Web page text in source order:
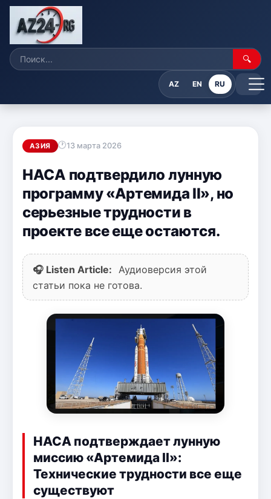
🔍
AZ EN RU
АЗИЯ 13 марта 2026
НАСА подтвердило лунную
программу «Артемида II», но
серьезные трудности в
проекте все еще остаются.
🎧 Listen Article:
Аудиоверсия этой
статьи пока не готова.
НАСА подтверждает лунную
миссию «Артемида II»:
Технические трудности все еще
существуют